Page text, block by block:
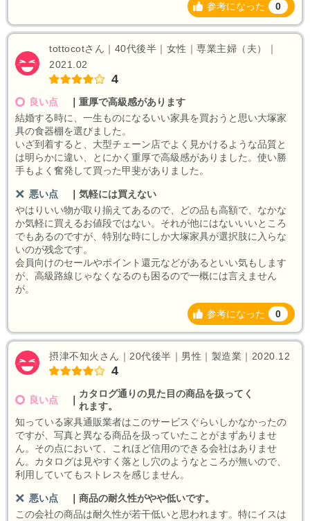
参考になった 0
tottocotさん｜40代後半｜女性｜専業主婦（夫）｜
2021.02
4
良い点
重厚で高級感があります
結婚する時に、一生ものになるいい家具を買おうと思い大塚家
具の食器棚を選びました。
いざ到着すると、大型チェーン店でよく見かけるような品質と
は明らかに違い、とにかく重厚で高級感がありました。使い勝
手もよく奮発して買った甲斐がありました。
悪い点
気軽には買えない
やはりいい物が取り揃えてあるので、どの品も高額で、なかな
か気軽に買えるお値段ではない。それが他にはないいいところ
でもあるのですが、特別な時にしか大塚家具が選択肢に入らな
いのが残念です。
会員向けのセールやポイント還元などがあるといい気もします
が、高級路線じゃなくなるのも困るので一概には言えません
が。
参考になった 0
摂津不知火さん｜20代後半｜男性｜製造業｜2020.12
4
良い点
カタログ通りの見た目の商品を扱ってく
れます。
知っている家具通販業者はこのサービスぐらいしかなかったの
ですが、写真と異なる商品を扱っていたことがまずありませ
ん。その点において、これほど信用のできる会社はありませ
ん。カタログは見やすく落とし穴のようなところが無いので、
利用していてもストレスを感じません。
悪い点
商品の耐久性がやや低いです。
この会社の商品は耐久性が若干低いと思われます。特にイスは